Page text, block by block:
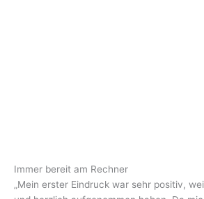
Immer bereit am Rechner
„Mein erster Eindruck war sehr positiv,